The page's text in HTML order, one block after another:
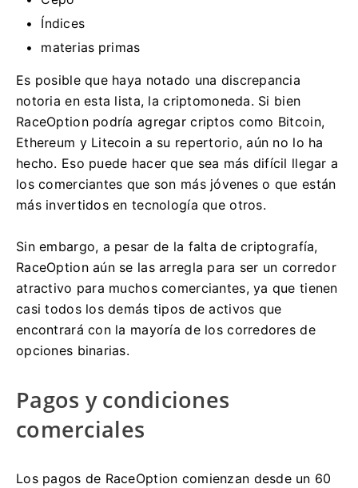
Índices
materias primas
Es posible que haya notado una discrepancia
notoria en esta lista, la criptomoneda. Si bien
RaceOption podría agregar criptos como Bitcoin,
Ethereum y Litecoin a su repertorio, aún no lo ha
hecho. Eso puede hacer que sea más difícil llegar a
los comerciantes que son más jóvenes o que están
más invertidos en tecnología que otros.
Sin embargo, a pesar de la falta de criptografía,
RaceOption aún se las arregla para ser un corredor
atractivo para muchos comerciantes, ya que tienen
casi todos los demás tipos de activos que
encontrará con la mayoría de los corredores de
opciones binarias.
Pagos y condiciones
comerciales
Los pagos de RaceOption comienzan desde un 60